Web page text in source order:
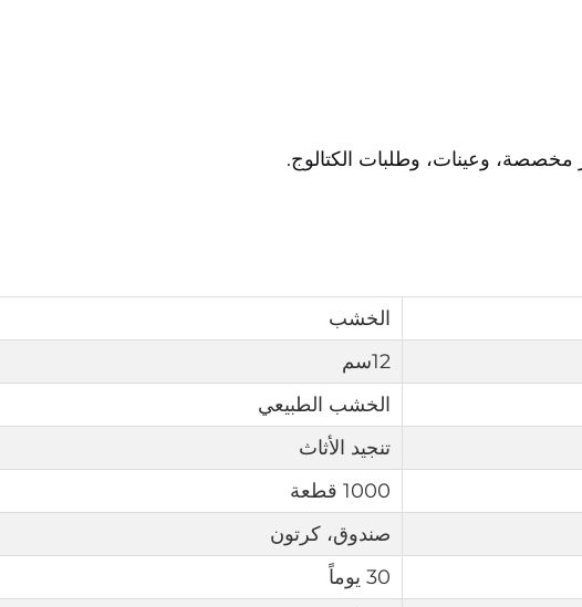
وعينات، وطلبات الكتالوج.
الخشب
12سم
الخشب الطبيعي
تنجيد الأثاث
1000 قطعة
صندوق، كرتون
30 يوماً